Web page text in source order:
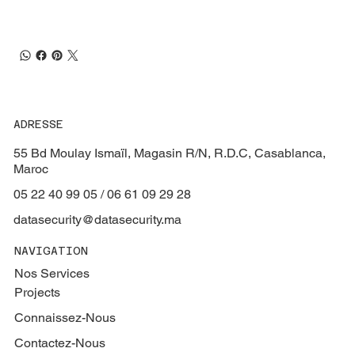
ADRESSE
55 Bd Moulay Ismaïl, Magasin R/N, R.D.C, Casablanca,
Maroc
05 22 40 99 05 / 06 61 09 29 28
datasecurity@datasecurity.ma
NAVIGATION
Nos Services
Projects
Connaissez-Nous
Contactez-Nous